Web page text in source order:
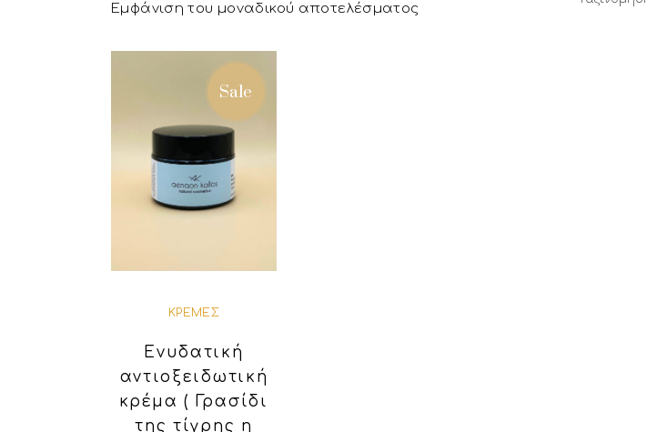
Εμφάνιση του μοναδικού αποτελέσματος
Sale
ΚΡΈΜΕΣ
Ενυδατική
αντιοξειδωτική
κρέμα ( Γρασίδι
της τίγρης η